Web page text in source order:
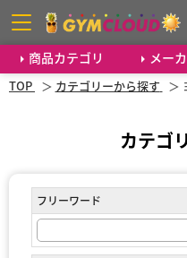
商品カテゴリ メー
TOP カテゴリーから探す
カテゴ
フリーワード